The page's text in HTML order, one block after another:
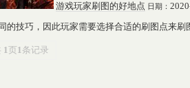
游戏玩家刷图的好地点 日期：
的技巧，因此玩家需要选择合适的刷图点来
1页1条记录